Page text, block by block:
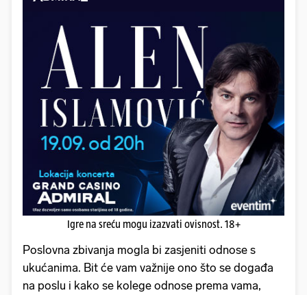
Igre na sreću mogu izazvati ovisnost. 18+
Poslovna zbivanja mogla bi zasjeniti odnose s
ukućanima. Bit će vam važnije ono što se događa
na poslu i kako se kolege odnose prema vama,